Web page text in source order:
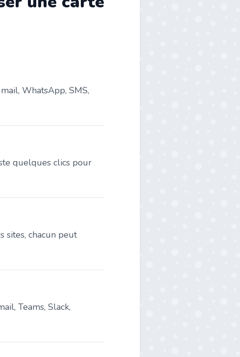
WhatsApp, SMS,
quelques clics pour
sites, chacun peut
Teams, Slack,